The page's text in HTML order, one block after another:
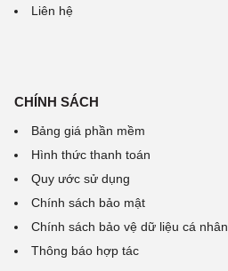
Liên hệ
CHÍNH SÁCH
Bảng giá phần mềm
Hình thức thanh toán
Quy ước sử dụng
Chính sách bảo mật
Chính sách bảo vệ dữ liệu cá nhân
Thông báo hợp tác